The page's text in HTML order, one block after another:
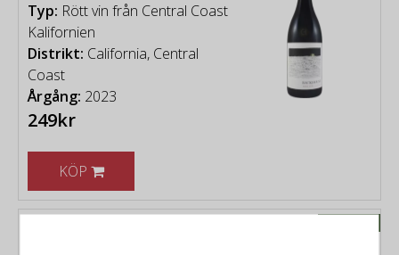
Typ: Rött vin från Central Coast
Kalifornien
Distrikt: California, Central
Coast
Årgång: 2023
249kr
KÖP